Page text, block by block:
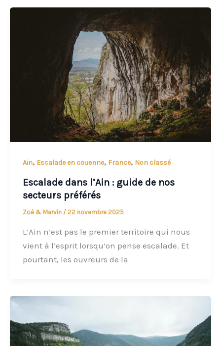
Ain, Escalade en couenne, France, Non classé
Escalade dans l’Ain : guide de nos
secteurs préférés
Zoé & Marvin / 22 novembre 2025
L’Ain n’est pas le premier territoire qui nous
vient à l’esprit lorsqu’on pense escalade. Et
pourtant, les ouvreurs de la